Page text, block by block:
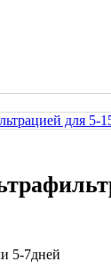
5-7дней